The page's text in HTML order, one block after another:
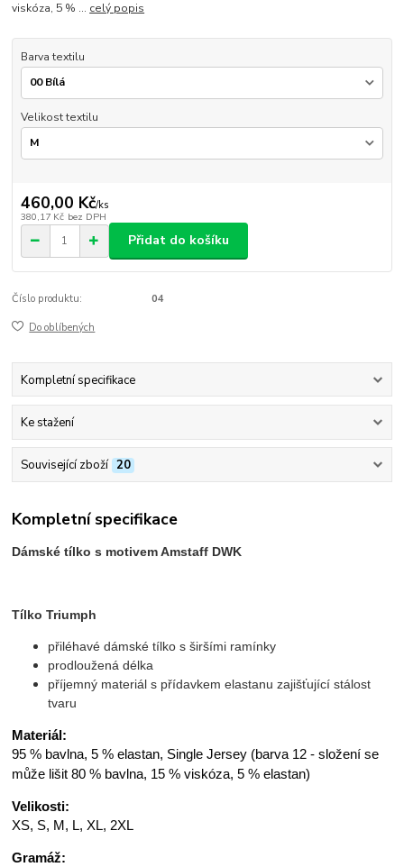
viskóza, 5 % ... celý popis
Barva textilu
Velikost textilu
460,00 Kč/ks
380,17 Kč bez DPH
Přidat do košíku
Číslo produktu: 04
Do oblíbených
Kompletní specifikace
Ke stažení
Související zboží 20
Kompletní specifikace
Dámské tílko s motivem Amstaff DWK
Tílko Triumph
přiléhavé dámské tílko s širšími ramínky
prodloužená délka
příjemný materiál s přídavkem elastanu zajišťující stálost
tvaru
Materiál:
95 % bavlna, 5 % elastan, Single Jersey (barva 12 - složení se
může lišit 80 % bavlna, 15 % viskóza, 5 % elastan)
Velikosti:
XS, S, M, L, XL, 2XL
Gramáž: